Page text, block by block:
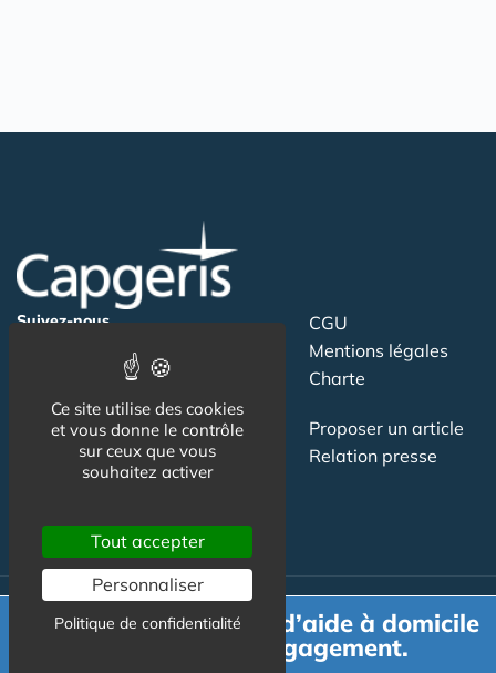
Suivez-nous
CGU
Mentions légales
Charte
Contact
Newsletter
Publicité
Proposer un article
Relation presse
ActualitéDemande de devis d’aide à domicile
gratuit et sans engagement.
Ce site utilise des cookies
et vous donne le contrôle
sur ceux que vous
souhaitez activer
Tout accepter
Personnaliser
Politique de confidentialité